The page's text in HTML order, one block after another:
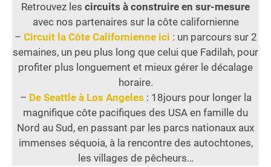
Retrouvez les circuits à construire en sur-mesure
avec nos partenaires sur la côte californienne
– Circuit la Côte Californienne ici : un parcours sur 2
semaines, un peu plus long que celui que Fadilah, pour
profiter plus longuement et mieux gérer le décalage
horaire.
– De Seattle à Los Angeles : 18jours pour longer la
magnifique côte pacifiques des USA en famille du
Nord au Sud, en passant par les parcs nationaux aux
immenses séquoia, à la rencontre des autochtones,
les villages de pêcheurs…